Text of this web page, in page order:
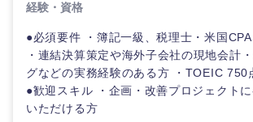
経験・資格
●必須要件 ・簿記一級、税理士・米国
・連結決算策定や海外子会社の現地会計
グなどの実務経験のある方 ・TOEIC 750
●歓迎スキル ・企画・改善プロジェクト
いただける方